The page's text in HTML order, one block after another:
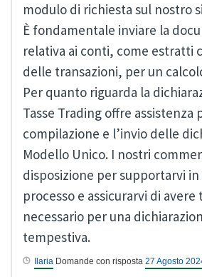
modulo di richiesta sul nostro
È fondamentale inviare la
relativa ai conti, come estratti
delle transazioni, per un
Per quanto riguarda la
Tasse Trading offre assistenza
compilazione e l’invio delle
Modello Unico. I nostri
disposizione per supportarvi
processo e assicurarvi di
necessario per una
tempestiva.
Ilaria Domande con risposta 27 Agosto